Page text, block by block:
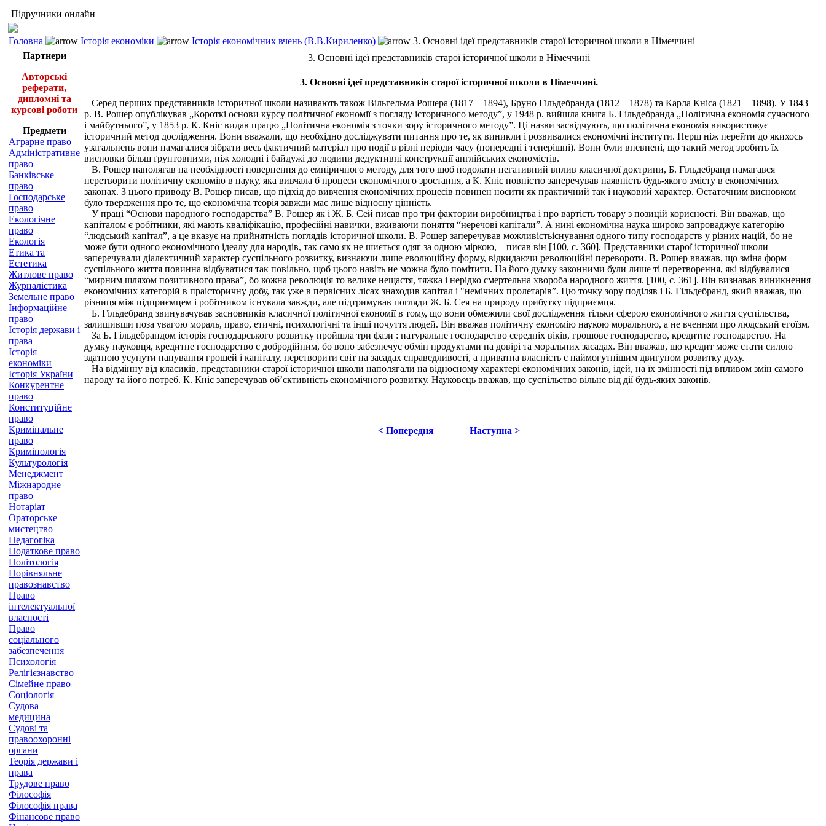
Підручники онлайн
Головна Історія економіки Історія економічних вчень (В.В.Кириленко)
3. Основні ідеї представників старої історичної школи в Німеччині
Партнери
Авторські
реферати,
дипломні та
курсові роботи
Предмети
Аграрне право
Адміністративне
право
Банківське
право
Господарське
право
Екологічне
право
Екологія
Етика та
Естетика
Житлове право
Журналістика
Земельне право
Інформаційне
право
Історія держави і
права
Історія
економіки
Історія України
Конкурентне
право
Конституційне
право
Кримінальне
право
Кримінологія
Культурологія
Менеджмент
Міжнародне
право
Нотаріат
Ораторське
мистецтво
Педагогіка
Податкове право
Політологія
Порівняльне
правознавство
Право
інтелектуальної
власності
Право
соціального
забезпечення
Психологія
Релігієзнавство
Сімейне право
Соціологія
Судова
медицина
Судові та
правоохоронні
органи
Теорія держави і
права
Трудове право
Філософія
Філософія права
Фінансове право
3. Основні ідеї представників старої історичної школи в Німеччині
3. Основні ідеї представників старої історичної школи в Німеччині.
Серед перших представників історичної школи називають також Вільгельма Рошера (1817 – 1894), Бруно Гільдебранда (1812 – 1878) та Карла Кніса (1821 – 1898). У 1843
р. В. Рошер опублікував „Короткі основи курсу політичної економії з погляду історичного методу”, у 1948 р. вийшла книга Б. Гільдебранда „Політична економія сучасного
і майбутнього”, у 1853 р. К. Кніс видав працю „Політична економія з точки зору історичного методу”. Ці назви засвідчують, що політична економія використовує
історичний метод дослідження. Вони вважали, що необхідно досліджувати питання про те, як виникли і розвивалися економічні інститути. Перш ніж перейти до якихось
узагальнень вони намагалися зібрати весь фактичний матеріал про події в різні періоди часу (попередні і теперішні). Вони були впевнені, що такий метод зробить їх
висновки більш ґрунтовними, ніж холодні і байдужі до людини дедуктивні конструкції англійських економістів.
В. Рошер наполягав на необхідності повернення до емпіричного методу, для того щоб подолати негативний вплив класичної доктрини, Б. Гільдебранд намагався
перетворити політичну економію в науку, яка вивчала б процеси економічного зростання, а К. Кніс повністю заперечував наявність будь-якого змісту в економічних
законах. З цього приводу В. Рошер писав, що підхід до вивчення економічних процесів повинен носити як практичний так і науковий характер. Остаточним висновком
було твердження про те, що економічна теорія завжди має лише відносну цінність.
У праці “Основи народного господарства” В. Рошер як і Ж. Б. Сей писав про три фактории виробництва і про вартість товару з позицій корисності. Він вважав, що
капіталом є робітники, які мають кваліфікацію, професійні навички, вживаючи поняття “неречові капітали”. А нині економічна наука широко запроваджує категорію
“людський капітал”, а це вказує на прийнятність поглядів історичної школи. В. Рошер заперечував можливістьіснування одного типу господарств у різних націй, бо не
може бути одного економічного ідеалу для народів, так само як не шиється одяг за одною міркою, – писав він [100, с. 360]. Представники старої історичної школи
заперечували діалектичний характер суспільного розвитку, визнаючи лише еволюційну форму, відкидаючи революційні перевороти. В. Рошер вважав, що зміна форм
суспільного життя повинна відбуватися так повільно, щоб цього навіть не можна було помітити. На його думку законними були лише ті перетворення, які відбувалися
“мирним шляхом позитивного права”, бо кожна революція то велике нещастя, тяжка і нерідко смертельна хвороба народного життя. [100, с. 361]. Він визнавав виникнення
економічних категорій в праісторичну добу, так уже в первісних лісах знаходив капітал і "немічних пролетарів”. Цю точку зору поділяв і Б. Гільдебранд, який вважав, що
різниця між підприємцем і робітником існувала завжди, але підтримував погляди Ж. Б. Сея на природу прибутку підприємця.
Б. Гільдебранд звинувачував засновників класичної політичної економії в тому, що вони обмежили свої дослідження тільки сферою економічного життя суспільства,
залишивши поза увагою мораль, право, етичні, психологічні та інші почуття людей. Він вважав політичну економію наукою моральною, а не вченням про людський егоїзм.
За Б. Гільдебрандом історія господарського розвитку пройшла три фази : натуральне господарство середніх віків, грошове господарство, кредитне господарство. На
думку науковця, кредитне господарство є добродійним, бо воно забезпечує обмін продуктами на довірі та моральних засадах. Він вважав, що кредит може стати силою
здатною усунути панування грошей і капіталу, перетворити світ на засадах справедливості, а приватна власність є наймогутнішим двигуном розвитку духу.
На відмінну від класиків, представники старої історичної школи наполягали на відносному характері економічних законів, ідей, на їх змінності під впливом змін самого
народу та його потреб. К. Кніс заперечував об’єктивність економічного розвитку. Науковець вважав, що суспільство вільне від дії будь-яких законів.
< Попередня Наступна >